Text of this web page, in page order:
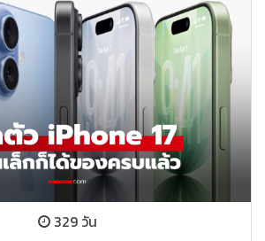
329 วัน